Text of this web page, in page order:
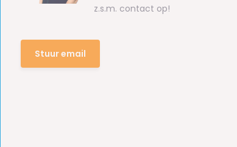
z.s.m. contact op!
Stuur email